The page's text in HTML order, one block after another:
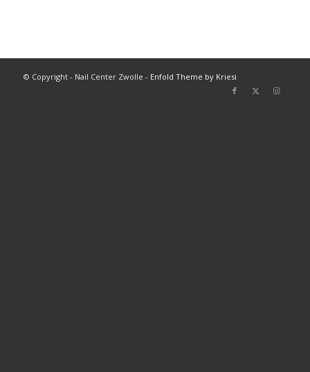
© Copyright - Nail Center Zwolle - Enfold Theme by Kriesi